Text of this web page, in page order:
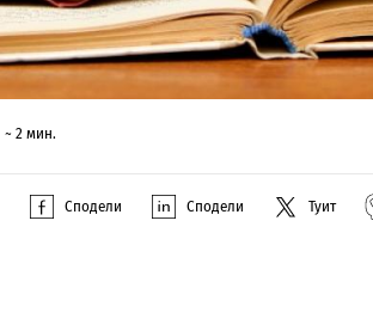
~ 2 мин.
Сподели Сподели Туит